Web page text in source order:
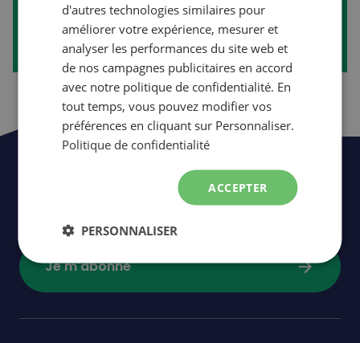
Créer mon compte arrow_forward
Soyez les premiers à être informés de
événementset
promotions.
Je m'abonne arrow_forward
d'autres technologies similaires pour
améliorer votre expérience, mesurer et
analyser les performances du site web et
de nos campagnes publicitaires en accord
avec notre politique de confidentialité. En
tout temps, vous pouvez modifier vos
préférences en cliquant sur Personnaliser.
Politique de confidentialité
ACCEPTER
PERSONNALISER